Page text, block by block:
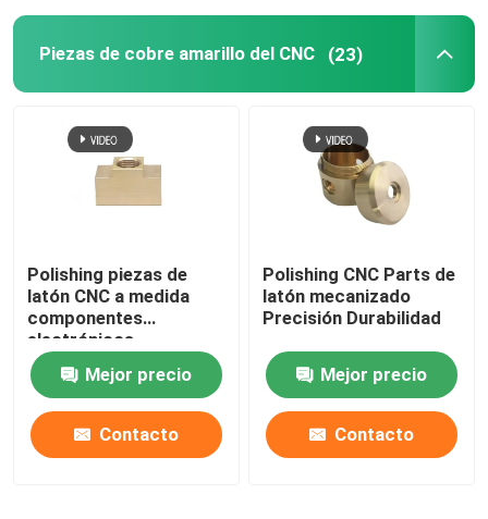
Piezas de cobre amarillo del CNC (23)
Polishing piezas de
latón CNC a medida
componentes
electrónicos
Mejor precio
Contacto
Polishing CNC Parts de
latón mecanizado
Precisión Durabilidad
Mejor precio
Contacto